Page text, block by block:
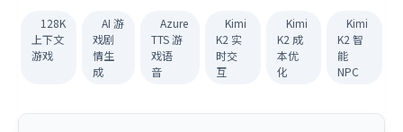
128K
上下文
游戏
AI 游
戏剧
情生
成
Azure
TTS 游
戏语
音
Kimi
K2 实
时交
互
Kimi
K2 成
本优
化
Kimi
K2 智
能
NPC